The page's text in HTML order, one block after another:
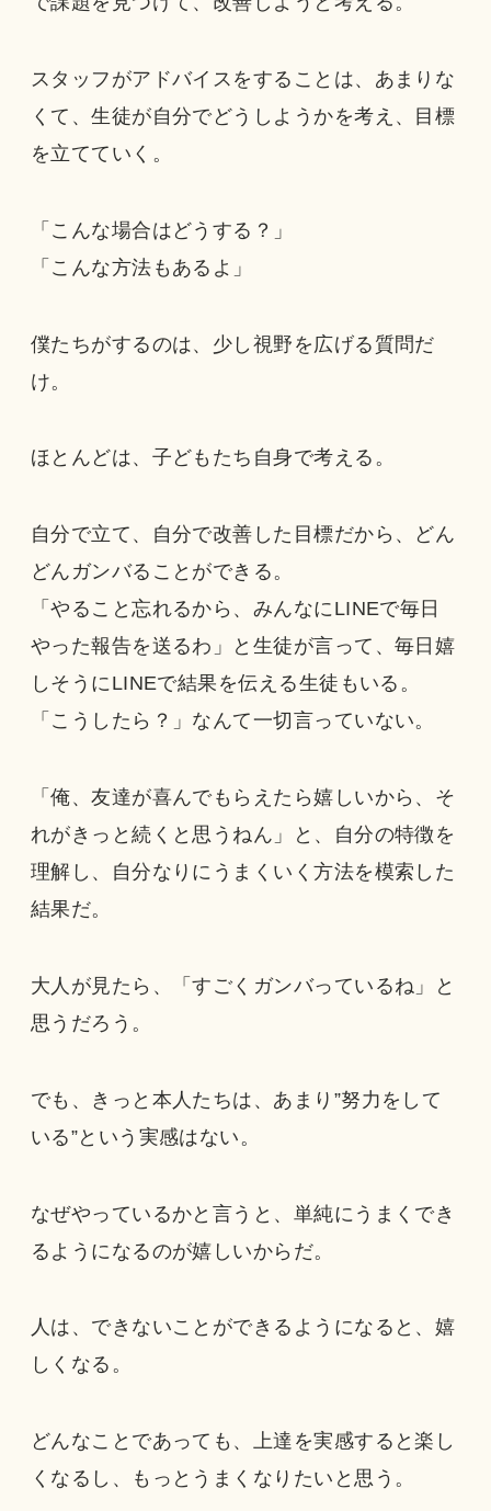
スタッフがアドバイスをすることは、あまりな
くて、生徒が自分でどうしようかを考え、目標
を立てていく。
「こんな場合はどうする？」
「こんな方法もあるよ」
僕たちがするのは、少し視野を広げる質問だ
け。
ほとんどは、子どもたち自身で考える。
自分で立て、自分で改善した目標だから、どん
どんガンバることができる。
「やること忘れるから、みんなにLINEで毎日
やった報告を送るわ」と生徒が言って、毎日嬉
しそうにLINEで結果を伝える生徒もいる。
「こうしたら？」なんて一切言っていない。
「俺、友達が喜んでもらえたら嬉しいから、そ
れがきっと続くと思うねん」と、自分の特徴を
理解し、自分なりにうまくいく方法を模索した
結果だ。
大人が見たら、「すごくガンバっているね」と
思うだろう。
でも、きっと本人たちは、あまり”努力をして
いる”という実感はない。
なぜやっているかと言うと、単純にうまくでき
るようになるのが嬉しいからだ。
人は、できないことができるようになると、嬉
しくなる。
どんなことであっても、上達を実感すると楽し
くなるし、もっとうまくなりたいと思う。